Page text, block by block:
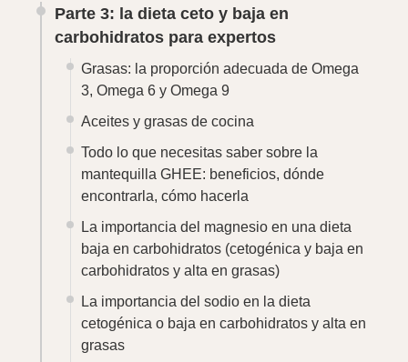
La importancia del sodio en la dieta
cetogénica o baja en carbohidratos y alta en
grasas
La importancia del potasio en la dieta
cetogénica o baja en carbohidratos y alta en
¿Qué ingestas de electrolitos y minerales
son necesarias en la dieta cetogénica o baja
Las dietas baja en carbohidratos y
cetogénica para el deporte y el culturismo
Todo lo que debe saber sobre el tratamiento
metabólico del Dr. Laurent Schwartz
Una lista de alimentos bajos en